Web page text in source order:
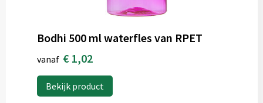
Bodhi 500 ml waterfles van RPET
vanaf € 1,02
Bekijk product